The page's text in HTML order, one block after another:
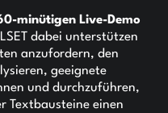
minütigen Live-Demo
dabei unterstützen
anzufordern, den
geeignete
und durchzuführen,
Textbausteine einen